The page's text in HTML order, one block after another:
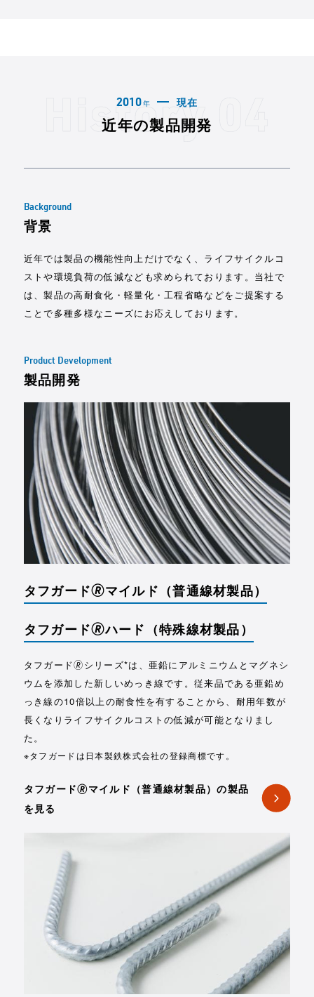
2010 年 現在
近年の製品開発
Background
背景
近年では製品の機能性向上だけでなく、ライフサイクルコ
ストや環境負荷の低減なども求められております。当社で
は、製品の高耐食化・軽量化・工程省略などをご提案する
ことで多種多様なニーズにお応えしております。
Product Development
製品開発
タフガード🄬マイルド （普通線材製品）
タフガード🄬ハード （特殊線材製品）
タフガード🄬シリーズ*は、亜鉛にアルミニウムとマグネシ
ウムを添加した新しいめっき線です。従来品である亜鉛め
っき線の10倍以上の耐食性を有することから、耐用年数が
長くなりライフサイクルコストの低減が可能となりまし
た。
※タフガードは日本製鉄株式会社の登録商標です。
タフガード🄬マイルド（普通線材製品）の製品
を見る